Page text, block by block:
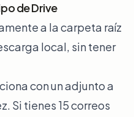
de Drive
a la carpeta raíz
local, sin tener
con un adjunto a
Si tienes 15 correos